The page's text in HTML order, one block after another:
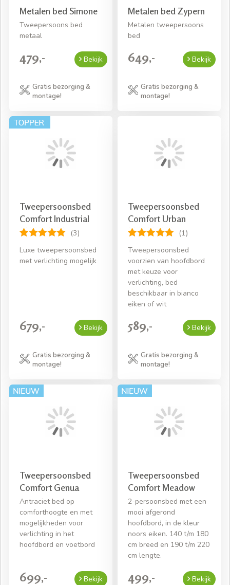
Metalen bed Simone
Tweepersoons bed
metaal
479,- Bekijk
Gratis bezorging &
montage!
Metalen bed Zypern
Metalen tweepersoons
bed
649,- Bekijk
Gratis bezorging &
montage!
Tweepersoonsbed
Comfort Industrial
(3)
Luxe tweepersoonsbed
met verlichting mogelijk
679,- Bekijk
Gratis bezorging &
montage!
Tweepersoonsbed
Comfort Urban
(1)
Tweepersoonsbed
voorzien van hoofdbord
met keuze voor
verlichting, bed
beschikbaar in bianco
eiken of wit
589,- Bekijk
Gratis bezorging &
montage!
Tweepersoonsbed
Comfort Genua
Antraciet bed op
comforthoogte en met
mogelijkheden voor
verlichting in het
hoofdbord en voetbord
699,- Bekijk
Tweepersoonsbed
Comfort Meadow
2-persoonsbed met een
mooi afgerond
hoofdbord, in de kleur
noors eiken. 140 t/m 180
cm breed en 190 t/m 220
cm lengte.
499,- Bekijk